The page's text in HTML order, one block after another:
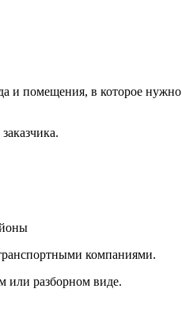
помещения, в которое
компаниями.
или разборном виде.